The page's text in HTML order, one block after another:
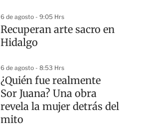
6 de agosto - 9:05 Hrs
Recuperan arte sacro en
Hidalgo
6 de agosto - 8:53 Hrs
¿Quién fue realmente
Sor Juana? Una obra
revela la mujer detrás del
mito